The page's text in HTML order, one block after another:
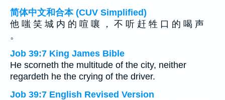
简体中文和合本 (CUV Simplified)
他 嗤 笑 城 内 的 喧 嚷 ， 不 听 赶 牲 口 的 喝 声
。
Job 39:7 King James Bible
He scorneth the multitude of the city, neither
regardeth he the crying of the driver.
Job 39:7 English Revised Version